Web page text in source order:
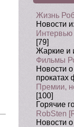
Жизнь
Новости
Интервью
[79]
Жаркие и
Фильмы
Новости
прокатах
Премии,
[100]
Горячие
RobSten
Новости